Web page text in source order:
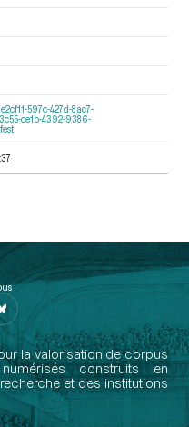
597c-427d-8ac7-
ce1b-4392-9386-
la valorisation de corpus
construits en
et des institutions